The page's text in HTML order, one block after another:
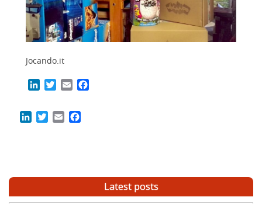
Jocando.it
LinkedInTwitterEmail
LinkedIn
Twitter
Email
Latest posts